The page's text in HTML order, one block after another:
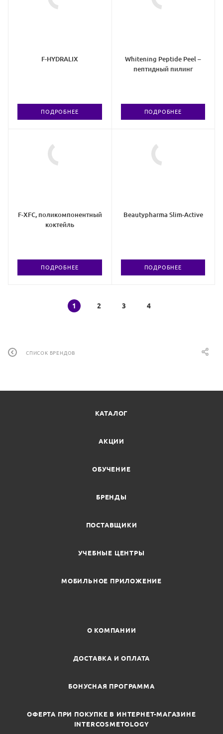
F-HYDRALIX
ПОДРОБНЕЕ
Whitening Peptide Peel –
пептидный пилинг
ПОДРОБНЕЕ
F-XFC, поликомпонентный
коктейль
ПОДРОБНЕЕ
Beautypharma Slim-Active
ПОДРОБНЕЕ
1 2 3 4
СПИСОК БРЕНДОВ
КАТАЛОГ
АКЦИИ
ОБУЧЕНИЕ
БРЕНДЫ
ПОСТАВЩИКИ
УЧЕБНЫЕ ЦЕНТРЫ
МОБИЛЬНОЕ ПРИЛОЖЕНИЕ
О КОМПАНИИ
ДОСТАВКА И ОПЛАТА
БОНУСНАЯ ПРОГРАММА
ОФЕРТА ПРИ ПОКУПКЕ В ИНТЕРНЕТ-МАГАЗИНЕ
INTERCOSMETOLOGY